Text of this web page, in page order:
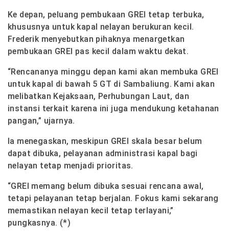
Ke depan, peluang pembukaan GREI tetap terbuka,
khususnya untuk kapal nelayan berukuran kecil.
Frederik menyebutkan pihaknya menargetkan
pembukaan GREI pas kecil dalam waktu dekat.
“Rencananya minggu depan kami akan membuka GREI
untuk kapal di bawah 5 GT di Sambaliung. Kami akan
melibatkan Kejaksaan, Perhubungan Laut, dan
instansi terkait karena ini juga mendukung ketahanan
pangan,” ujarnya.
Ia menegaskan, meskipun GREI skala besar belum
dapat dibuka, pelayanan administrasi kapal bagi
nelayan tetap menjadi prioritas.
“GREI memang belum dibuka sesuai rencana awal,
tetapi pelayanan tetap berjalan. Fokus kami sekarang
memastikan nelayan kecil tetap terlayani,”
pungkasnya. (*)